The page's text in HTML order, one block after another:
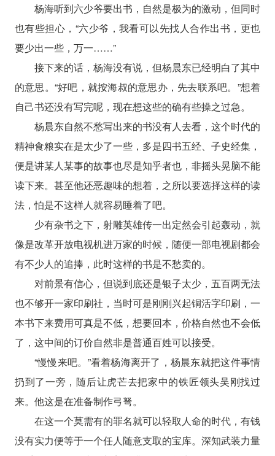
杨海听到六少爷要出书，自然是极为的激动，但同时
也有些担心，“六少爷，我看可以先找人合作出书，更也
要少出一些，万一……”
接下来的话，杨海没有说，但杨晨东已经明白了其中
的意思。“好吧，就按海叔的意思办，先去联系吧。”想着
自己书还没有写完呢，现在想这些的确有些操之过急。
杨晨东自然不愁写出来的书没有人去看，这个时代的
精神食粮实在是太少了一些，多是四书五经、子史经集，
便是讲某人某事的故事也尽是知乎者也，非摇头晃脑不能
读下来。甚至他还恶趣味的想着，之所以要选择这样的读
法，怕是不这样人就容易睡着了吧。
少有杂书之下，射雕英雄传一出定然会引起轰动，就
像是改革开放电视机进万家的时候，随便一部电视剧都会
有不少人的追捧，此时这样的书是不愁卖的。
对前景有信心，但说到底还是银子太少，五百两无法
也不够开一家印刷社，当时可是刚刚兴起铜活字印刷，一
本书下来费用可真是不低，想要回本，价格自然也不会低
了，这中间的订价自然非是普通百姓可以接受。
“慢慢来吧。”看着杨海离开了，杨晨东就把这件事情
扔到了一旁，随后让虎芒去把家中的铁匠领头吴刚找过
来。他这是在准备制作弓弩。
在这一个莫需有的罪名就可以轻取人命的时代，有钱
没有实力便等于一个任人随意支取的宝库。深知武装力量